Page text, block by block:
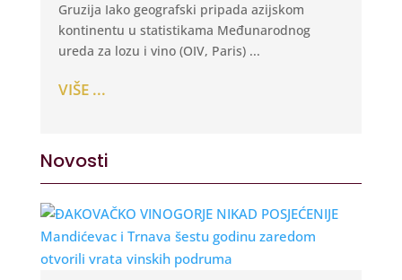
Gruzija Iako geografski pripada azijskom
kontinentu u statistikama Međunarodnog
ureda za lozu i vino (OIV, Paris) ...
VIŠE ...
Novosti